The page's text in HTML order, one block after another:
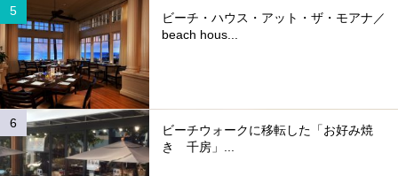
ビーチ・ハウス・アット・ザ・モアナ／
beach hous...
ビーチウォークに移転した「お好み焼
き 千房」...